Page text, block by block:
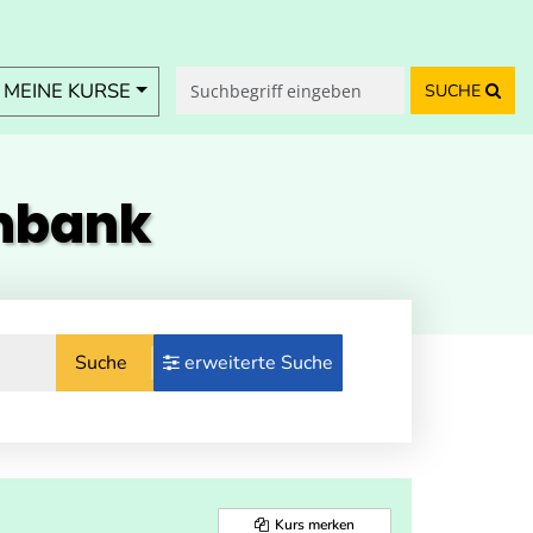
KURSE SUCHE
Suche erweiterte Suche
Kurs merken